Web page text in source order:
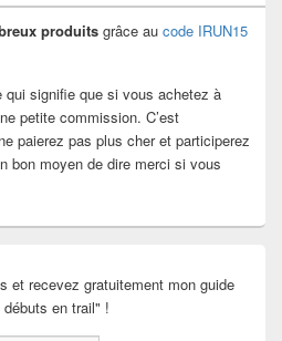
produits grâce au code IRUN15
signifie que si vous achetez à
petite commission. C’est
paierez pas plus cher et participerez
bon moyen de dire merci si vous
et recevez gratuitement mon guide
en trail" !